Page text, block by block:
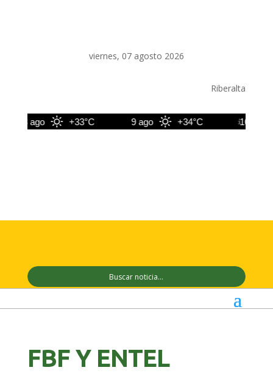
viernes, 07 agosto 2026
Riberalta
8 ago +33°C 9 ago +34°C 10 ago
FBF Y ENTEL